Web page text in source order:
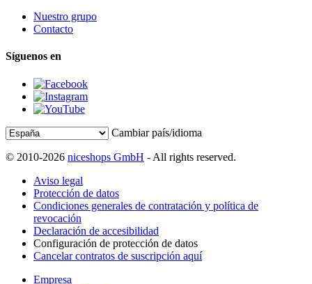
Nuestro grupo
Contacto
Síguenos en
Cambiar país/idioma
© 2010-2026 niceshops GmbH - All rights reserved.
Aviso legal
Protección de datos
Condiciones generales de contratación y política de
revocación
Declaración de accesibilidad
Configuración de protección de datos
Cancelar contratos de suscripción aquí
Empresa